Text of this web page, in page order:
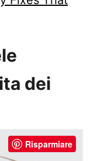
dei
Risparmiare